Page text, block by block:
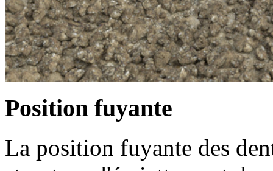
Position fuyante
La position fuyante des